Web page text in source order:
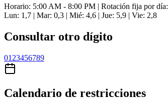
Horario: 5:00 AM - 8:00 PM | Rotación fija por día:
Lun: 1,7 | Mar: 0,3 | Mié: 4,6 | Jue: 5,9 | Vie: 2,8
Consultar otro dígito
01 23456789
Calendario de restricciones